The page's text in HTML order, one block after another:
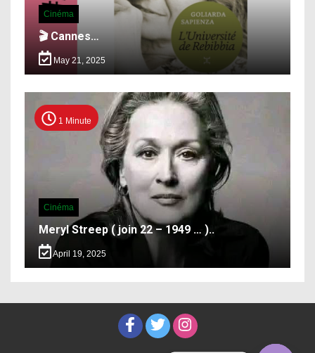
Cinéma
🎬 Cannes…
May 21, 2025
1 Minute
Cinéma
Meryl Streep ( join 22 – 1949 … )..
April 19, 2025